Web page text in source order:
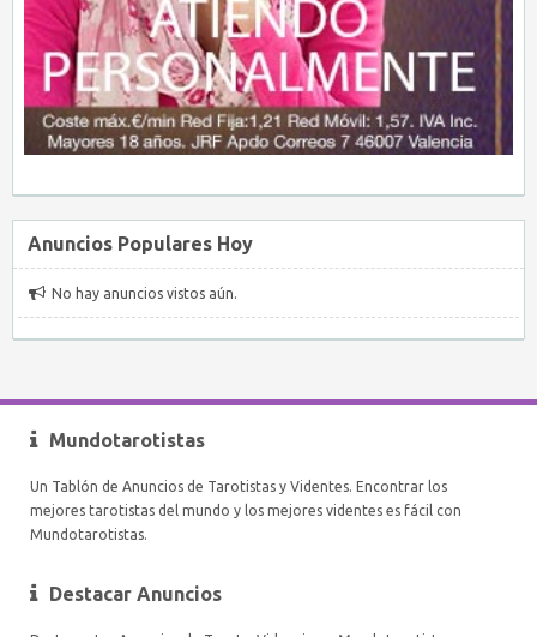
Anuncios Populares Hoy
No hay anuncios vistos aún.
Mundotarotistas
Un Tablón de Anuncios de Tarotistas y Videntes. Encontrar los
mejores tarotistas del mundo y los mejores videntes es fácil con
Mundotarotistas.
Destacar Anuncios